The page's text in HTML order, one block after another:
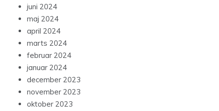
juni 2024
maj 2024
april 2024
marts 2024
februar 2024
januar 2024
december 2023
november 2023
oktober 2023